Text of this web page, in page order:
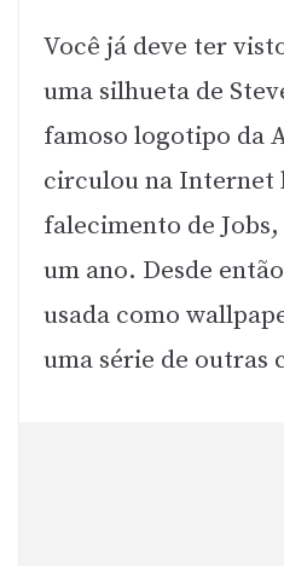
Você já deve ter
uma silhueta de
famoso logotipo da
circulou na Internet
falecimento de
um ano. Desde
usada como
uma série de outras